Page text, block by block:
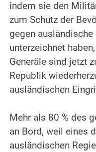
indem sie den
zum Schutz der
gegen
unterzeichnet
Generäle sind jetzt
Republik
ausländischen
Mehr als 80 % des
an Bord, weil eines
ausländischen